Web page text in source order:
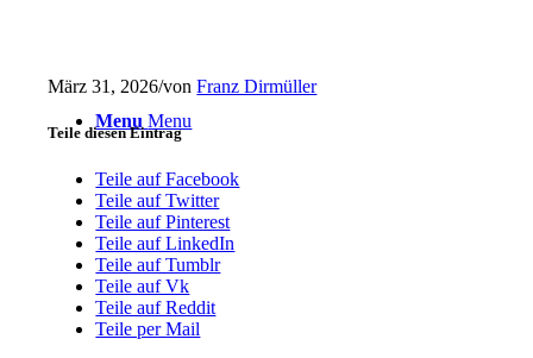
Menu Menu
März 31, 2026/vonFranz Dirmüller
Teile diesen Eintrag
Teile auf Facebook
Teile auf Twitter
Teile auf Pinterest
Teile auf LinkedIn
Teile auf Tumblr
Teile auf Vk
Teile auf Reddit
Teile per Mail